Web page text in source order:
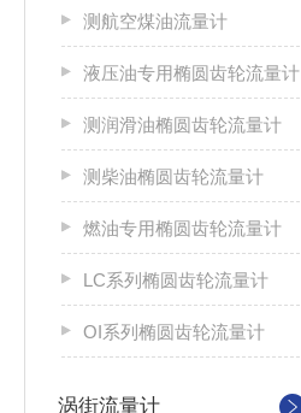
测航空煤油流量计
液压油专用椭圆齿轮流量计
测润滑油椭圆齿轮流量计
测柴油椭圆齿轮流量计
燃油专用椭圆齿轮流量计
LC系列椭圆齿轮流量计
OI系列椭圆齿轮流量计
涡街流量计